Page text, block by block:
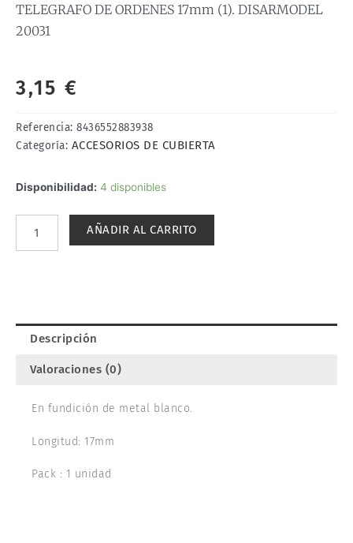
TELEGRAFO DE ORDENES 17mm (1). DISARMODEL
20031
3,15 €
Referencia: 8436552883938
Categoría: ACCESORIOS DE CUBIERTA
Disponibilidad: 4 disponibles
TELEGRAFO
17mm
AÑADIR AL CARRITO
Descripción
Valoraciones (0)
En fundición de metal blanco.
Longitud: 17mm
Pack : 1 unidad